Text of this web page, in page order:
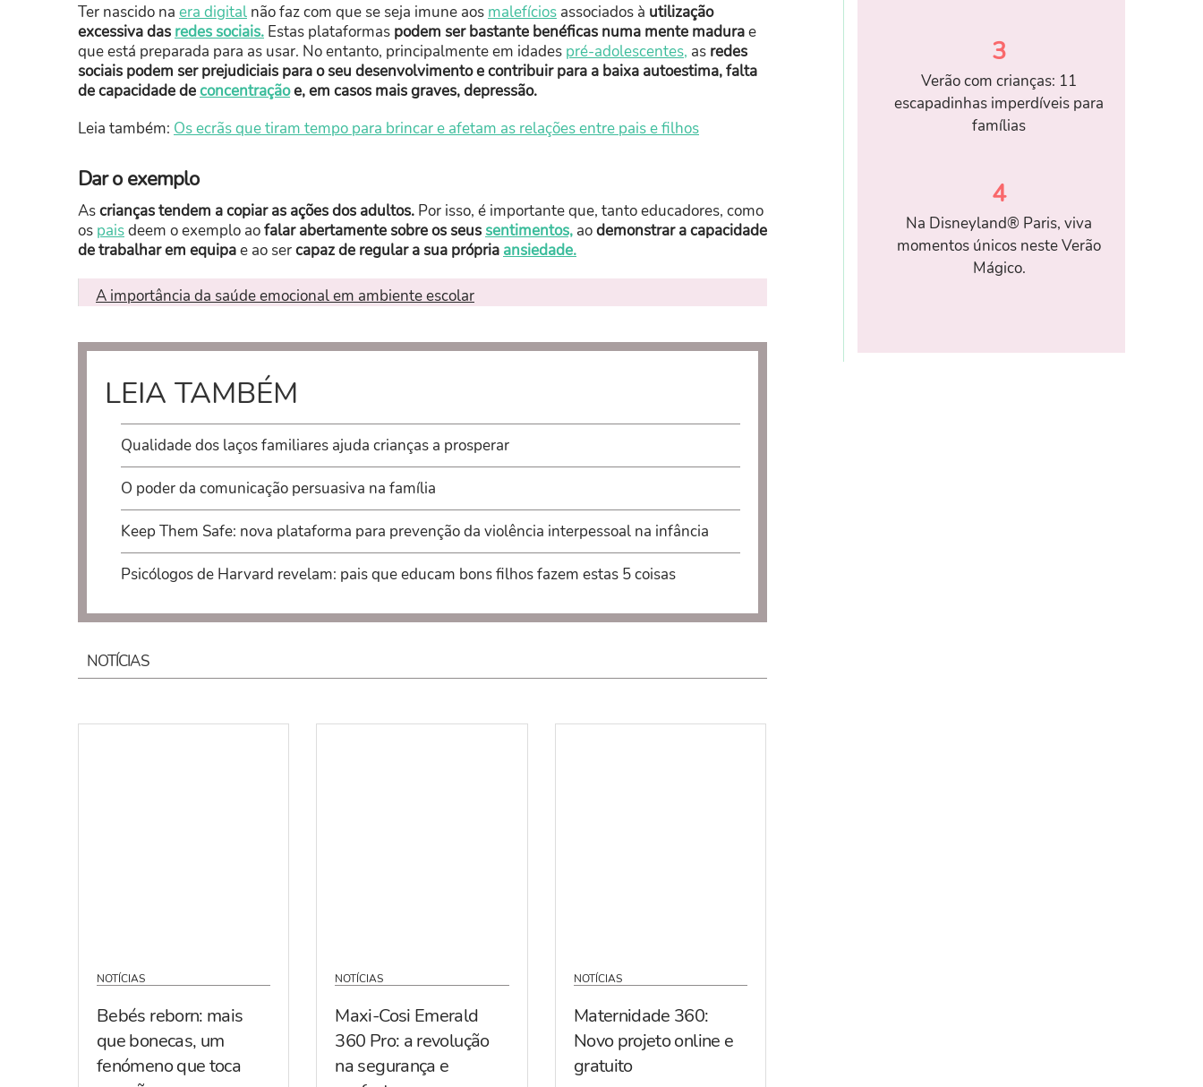
Ter nascido na era digital não faz com que se seja imune aos malefícios associados à utilização
excessiva das redes sociais. Estas plataformas podem ser bastante benéficas numa mente madurae
que está preparada para as usar. No entanto, principalmente em idades pré-adolescentes, as redes
sociais podem ser prejudiciais para o seu desenvolvimento e contribuir para a baixa autoestima, falta
de capacidade deconcentraçãoe, em casos mais graves, depressão.
Leia também: Os ecrãs que tiram tempo para brincar e afetam as relações entre pais e filhos
Dar o exemplo
Ascrianças tendem a copiar as ações dos adultos. Por isso, é importante que, tanto educadores, como
os paisdeem o exemplo aofalar abertamente sobre os seus sentimentos, aodemonstrar a capacidade
de trabalhar em equipae ao sercapaz de regular a sua própria ansiedade.
A importância da saúde emocional em ambiente escolar
LEIA TAMBÉM
Qualidade dos laços familiares ajuda crianças a prosperar
O poder da comunicação persuasiva na família
Keep Them Safe: nova plataforma para prevenção da violência interpessoal na infância
Psicólogos de Harvard revelam: pais que educam bons filhos fazem estas 5 coisas
NOTÍCIAS
NOTÍCIAS
Bebés reborn: mais
que bonecas, um
fenómeno que toca
NOTÍCIAS
Maxi-Cosi Emerald
360 Pro: a revolução
na segurança e
NOTÍCIAS
Maternidade 360:
Novo projeto online e
gratuito
3
Verão com crianças: 11
escapadinhas imperdíveis para
famílias
4
Na Disneyland® Paris, viva
momentos únicos neste Verão
Mágico.